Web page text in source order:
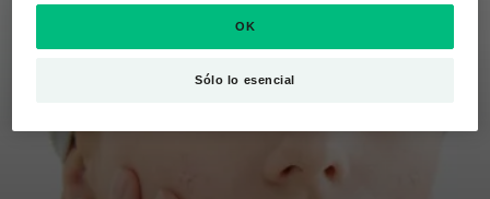
Sólo lo esencial
OK